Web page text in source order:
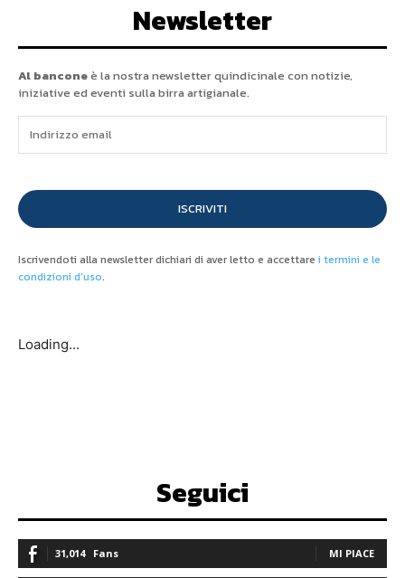
Newsletter
Al banconeè la nostra newsletter quindicinale con notizie,
iniziative ed eventi sulla birra artigianale.
ISCRIVITI
Iscrivendoti alla newsletter dichiari di aver letto e accettare i termini e le
condizioni d'uso.
Loading...
Seguici
31,014 Fans MI PIACE